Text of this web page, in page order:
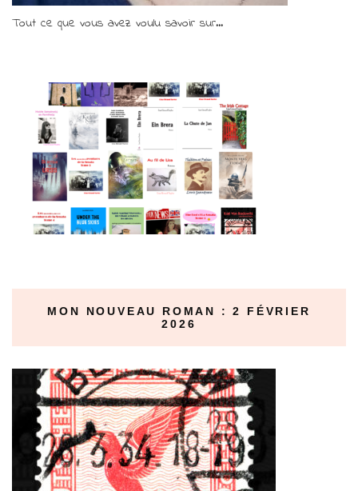
Tout ce que vous avez voulu savoir sur...
MON NOUVEAU ROMAN : 2 FÉVRIER
2026